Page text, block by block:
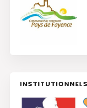
INSTITUTIONNELS